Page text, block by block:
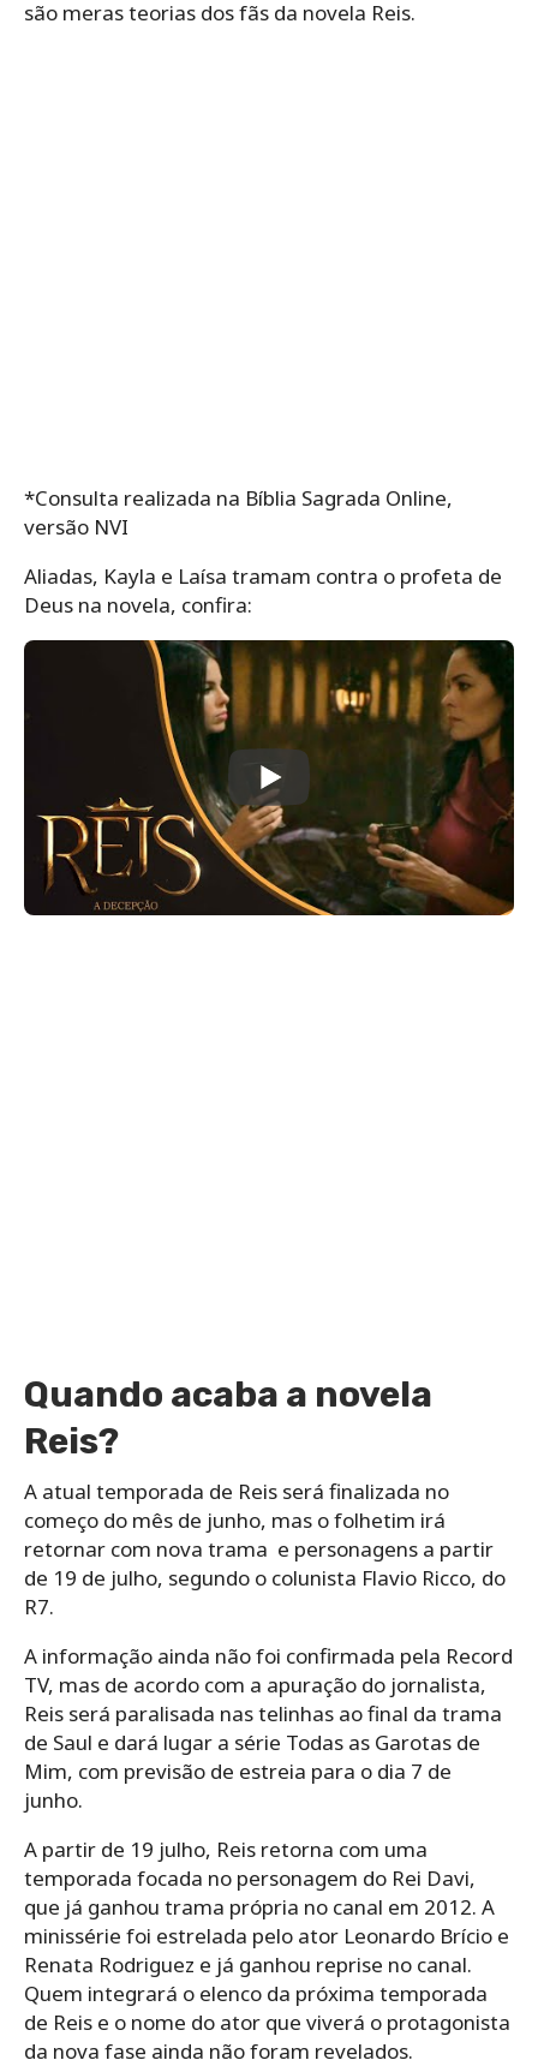
são meras teorias dos fãs da novela Reis.
*Consulta realizada na Bíblia Sagrada Online,
versão NVI
Aliadas, Kayla e Laísa tramam contra o profeta de
Deus na novela, confira:
Quando acaba a novela
Reis?
A atual temporada de Reis será finalizada no
começo do mês de junho, mas o folhetim irá
retornar com nova trama e personagens a partir
de 19 de julho, segundo o colunista Flavio Ricco, do
R7.
A informação ainda não foi confirmada pela Record
TV, mas de acordo com a apuração do jornalista,
Reis será paralisada nas telinhas ao final da trama
de Saul e dará lugar a série Todas as Garotas de
Mim, com previsão de estreia para o dia 7 de
junho.
A partir de 19 julho, Reis retorna com uma
temporada focada no personagem do Rei Davi,
que já ganhou trama própria no canal em 2012. A
minissérie foi estrelada pelo ator Leonardo Brício e
Renata Rodriguez e já ganhou reprise no canal.
Quem integrará o elenco da próxima temporada
de Reis e o nome do ator que viverá o protagonista
da nova fase ainda não foram revelados.